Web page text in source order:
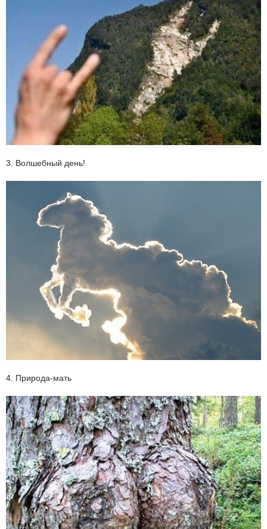
3. Волшебный день!
4. Природа-мать